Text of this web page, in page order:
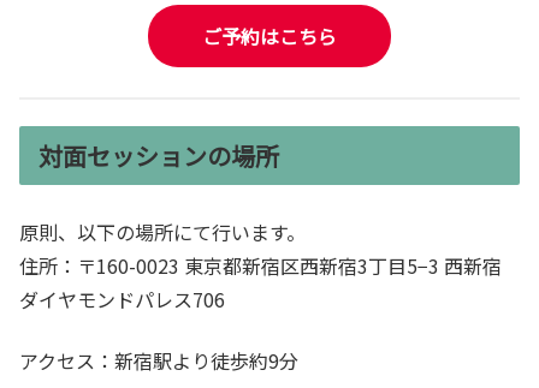
ご予約はこちら
対面セッションの場所
原則、以下の場所にて行います。
住所：〒160-0023 東京都新宿区西新宿3丁目5−3 西新宿
ダイヤモンドパレス706
アクセス：新宿駅より徒歩約9分